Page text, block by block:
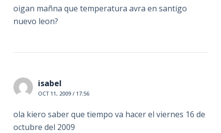
oigan mañna que temperatura avra en santigo
nuevo leon?
isabel
OCT 11, 2009 / 17:56
ola kiero saber que tiempo va hacer el viernes 16 de
octubre del 2009